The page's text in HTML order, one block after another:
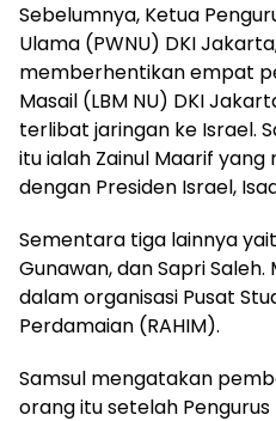
Sebelumnya, Ketua
Ulama (PWNU) DKI
memberhentikan empat
Masail (LBM NU) DKI
terlibat jaringan ke Israel.
itu ialah Zainul Maarif
dengan Presiden Israel,
Sementara tiga lainnya
Gunawan, dan Sapri
dalam organisasi Pusat
Perdamaian (RAHIM).
Samsul mengatakan
orang itu setelah Pengurus